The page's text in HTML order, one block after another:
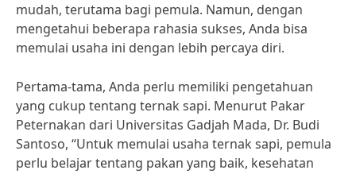
mudah, terutama bagi pemula. Namun, dengan
mengetahui beberapa rahasia sukses, Anda bisa
memulai usaha ini dengan lebih percaya diri.
Pertama-tama, Anda perlu memiliki pengetahuan
yang cukup tentang ternak sapi. Menurut Pakar
Peternakan dari Universitas Gadjah Mada, Dr. Budi
Santoso, “Untuk memulai usaha ternak sapi, pemula
perlu belajar tentang pakan yang baik, kesehatan